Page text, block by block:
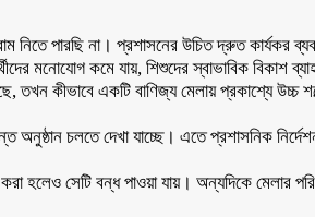
নিতে পারছি না। প্রশাসনের উচিত দ্রুত কার্যকর
মনোযোগ কমে যায়, শিশুদের স্বাভাবিক বিকাশ
কীভাবে একটি বাণিজ্য মেলায় প্রকাশ্যে উচ্চ
অনুষ্ঠান চলতে দেখা যাচ্ছে। এতে প্রশাসনিক
হলেও সেটি বন্ধ পাওয়া যায়। অন্যদিকে মেলার